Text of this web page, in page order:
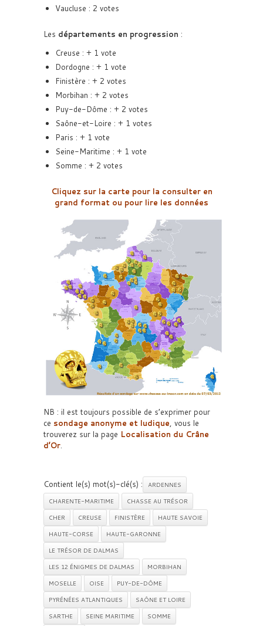
Vaucluse : 2 votes
Les départements en progression :
Creuse : + 1 vote
Dordogne : + 1 vote
Finistère : + 2 votes
Morbihan : + 2 votes
Puy-de-Dôme : + 2 votes
Saône-et-Loire : + 1 votes
Paris : + 1 vote
Seine-Maritime : + 1 vote
Somme : + 2 votes
Cliquez sur la carte pour la consulter en
grand format ou pour lire les données
NB : il est toujours possible de s’exprimer pour
ce sondage anonyme et ludique, vous le
trouverez sur la page Localisation du Crâne
d’Or.
Contient le(s) mot(s)-clé(s) :
ARDENNES
CHARENTE-MARITIME
CHASSE AU TRÉSOR
CHER
CREUSE FINISTÈRE
HAUTE SAVOIE
HAUTE-CORSE
HAUTE-GARONNE
LE TRÉSOR DE DALMAS
LES 12 ÉNIGMES DE DALMAS
MORBIHAN
MOSELLE
OISE
PUY-DE-DÔME
PYRÉNÉES ATLANTIQUES
SAÔNE ET LOIRE
SARTHE
SEINE MARITIME
SOMME